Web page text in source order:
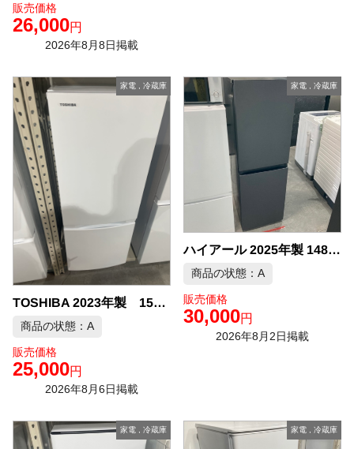
販売価格
26,000円
2026年8月8日掲載
家電, 冷蔵庫
TOSHIBA 2023年製 153L 冷凍冷蔵庫 中古品販売
商品の状態：A
販売価格
25,000円
2026年8月6日掲載
家電 冷蔵庫
ハイアール 2025年製 148L 冷蔵庫 中古品販売
商品の状態：A
販売価格
30,000円
2026年8月2日掲載
家電, 冷蔵庫 家電 冷蔵庫